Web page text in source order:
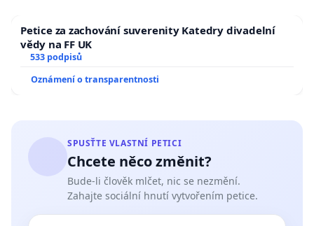
Petice za zachování suverenity Katedry divadelní
vědy na FF UK
533 podpisů
Oznámení o transparentnosti
SPUSŤTE VLASTNÍ PETICI
Chcete něco změnit?
Bude-li člověk mlčet, nic se nezmění.
Zahajte sociální hnutí vytvořením petice.